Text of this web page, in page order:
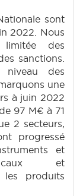
sont
2022. Nous
limitée des
sanctions.
niveau des
une
à juin 2022
97 M€ à 71
2 secteurs,
progressé
et
et
produits